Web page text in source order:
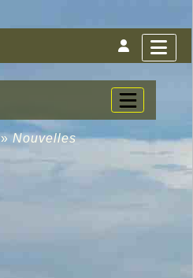
»Nouvelles